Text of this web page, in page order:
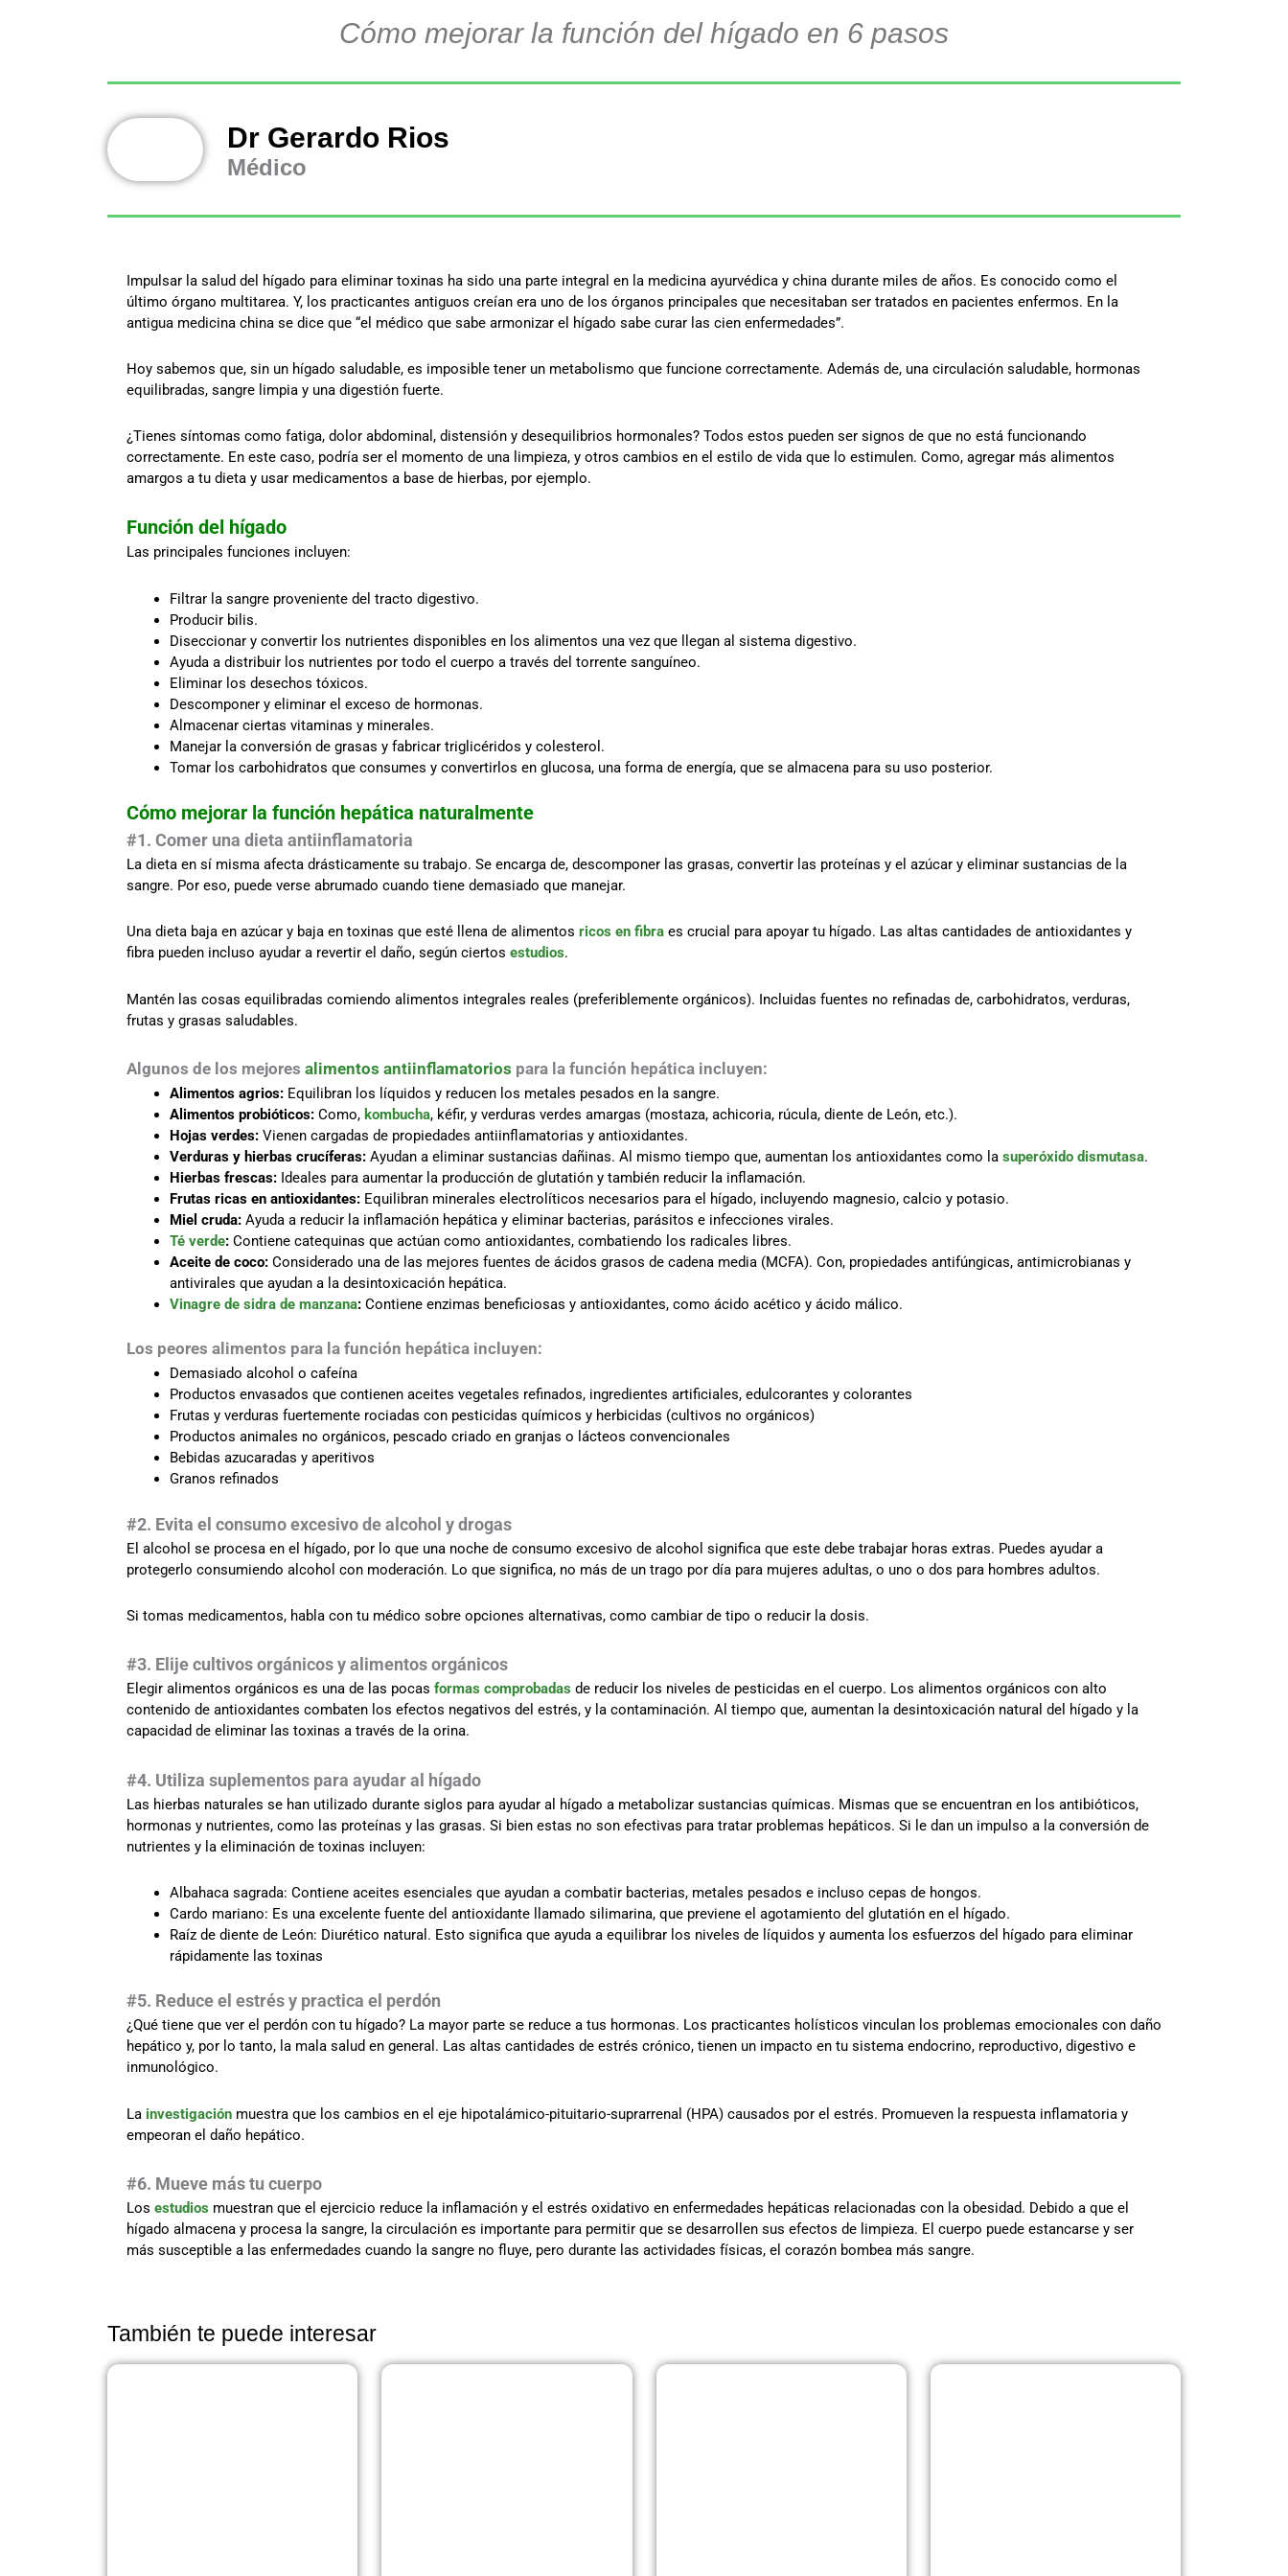
Cómo mejorar la función del hígado en 6 pasos
Dr Gerardo Rios
Médico
Impulsar la salud del hígado para eliminar toxinas ha sido una parte integral en la medicina ayurvédica y china durante miles de años. Es conocido como el
último órgano multitarea. Y, los practicantes antiguos creían era uno de los órganos principales que necesitaban ser tratados en pacientes enfermos. En la
antigua medicina china se dice que “el médico que sabe armonizar el hígado sabe curar las cien enfermedades”.
Hoy sabemos que, sin un hígado saludable, es imposible tener un metabolismo que funcione correctamente. Además de, una circulación saludable, hormonas
equilibradas, sangre limpia y una digestión fuerte.
¿Tienes síntomas como fatiga, dolor abdominal, distensión y desequilibrios hormonales? Todos estos pueden ser signos de que no está funcionando
correctamente. En este caso, podría ser el momento de una limpieza, y otros cambios en el estilo de vida que lo estimulen. Como, agregar más alimentos
amargos a tu dieta y usar medicamentos a base de hierbas, por ejemplo.
Función del hígado
Las principales funciones incluyen:
Filtrar la sangre proveniente del tracto digestivo.
Producir bilis.
Diseccionar y convertir los nutrientes disponibles en los alimentos una vez que llegan al sistema digestivo.
Ayuda a distribuir los nutrientes por todo el cuerpo a través del torrente sanguíneo.
Eliminar los desechos tóxicos.
Descomponer y eliminar el exceso de hormonas.
Almacenar ciertas vitaminas y minerales.
Manejar la conversión de grasas y fabricar triglicéridos y colesterol.
Tomar los carbohidratos que consumes y convertirlos en glucosa, una forma de energía, que se almacena para su uso posterior.
Cómo mejorar la función hepática naturalmente
#1. Comer una dieta antiinflamatoria
La dieta en sí misma afecta drásticamente su trabajo. Se encarga de, descomponer las grasas, convertir las proteínas y el azúcar y eliminar sustancias de la
sangre. Por eso, puede verse abrumado cuando tiene demasiado que manejar.
Una dieta baja en azúcar y baja en toxinas que esté llena de alimentos ricos en fibra es crucial para apoyar tu hígado. Las altas cantidades de antioxidantes y
fibra pueden incluso ayudar a revertir el daño, según ciertos estudios.
Mantén las cosas equilibradas comiendo alimentos integrales reales (preferiblemente orgánicos). Incluidas fuentes no refinadas de, carbohidratos, verduras,
frutas y grasas saludables.
Algunos de los mejores alimentos antiinflamatorios para la función hepática incluyen:
Alimentos agrios: Equilibran los líquidos y reducen los metales pesados en la sangre.
Alimentos probióticos: Como, kombucha, kéfir, y verduras verdes amargas (mostaza, achicoria, rúcula, diente de León, etc.).
Hojas verdes: Vienen cargadas de propiedades antiinflamatorias y antioxidantes.
Verduras y hierbas crucíferas: Ayudan a eliminar sustancias dañinas. Al mismo tiempo que, aumentan los antioxidantes como la superóxido dismutasa.
Hierbas frescas: Ideales para aumentar la producción de glutatión y también reducir la inflamación.
Frutas ricas en antioxidantes: Equilibran minerales electrolíticos necesarios para el hígado, incluyendo magnesio, calcio y potasio.
Miel cruda: Ayuda a reducir la inflamación hepática y eliminar bacterias, parásitos e infecciones virales.
Té verde: Contiene catequinas que actúan como antioxidantes, combatiendo los radicales libres.
Aceite de coco: Considerado una de las mejores fuentes de ácidos grasos de cadena media (MCFA). Con, propiedades antifúngicas, antimicrobianas y
antivirales que ayudan a la desintoxicación hepática.
Vinagre de sidra de manzana: Contiene enzimas beneficiosas y antioxidantes, como ácido acético y ácido málico.
Los peores alimentos para la función hepática incluyen:
Demasiado alcohol o cafeína
Productos envasados que contienen aceites vegetales refinados, ingredientes artificiales, edulcorantes y colorantes
Frutas y verduras fuertemente rociadas con pesticidas químicos y herbicidas (cultivos no orgánicos)
Productos animales no orgánicos, pescado criado en granjas o lácteos convencionales
Bebidas azucaradas y aperitivos
Granos refinados
#2. Evita el consumo excesivo de alcohol y drogas
El alcohol se procesa en el hígado, por lo que una noche de consumo excesivo de alcohol significa que este debe trabajar horas extras. Puedes ayudar a
protegerlo consumiendo alcohol con moderación. Lo que significa, no más de un trago por día para mujeres adultas, o uno o dos para hombres adultos.
Si tomas medicamentos, habla con tu médico sobre opciones alternativas, como cambiar de tipo o reducir la dosis.
#3. Elije cultivos orgánicos y alimentos orgánicos
Elegir alimentos orgánicos es una de las pocas formas comprobadas de reducir los niveles de pesticidas en el cuerpo. Los alimentos orgánicos con alto
contenido de antioxidantes combaten los efectos negativos del estrés, y la contaminación. Al tiempo que, aumentan la desintoxicación natural del hígado y la
capacidad de eliminar las toxinas a través de la orina.
#4. Utiliza suplementos para ayudar al hígado
Las hierbas naturales se han utilizado durante siglos para ayudar al hígado a metabolizar sustancias químicas. Mismas que se encuentran en los antibióticos,
hormonas y nutrientes, como las proteínas y las grasas. Si bien estas no son efectivas para tratar problemas hepáticos. Si le dan un impulso a la conversión de
nutrientes y la eliminación de toxinas incluyen:
Albahaca sagrada: Contiene aceites esenciales que ayudan a combatir bacterias, metales pesados e incluso cepas de hongos.
Cardo mariano: Es una excelente fuente del antioxidante llamado silimarina, que previene el agotamiento del glutatión en el hígado.
Raíz de diente de León: Diurético natural. Esto significa que ayuda a equilibrar los niveles de líquidos y aumenta los esfuerzos del hígado para eliminar
rápidamente las toxinas
#5. Reduce el estrés y practica el perdón
¿Qué tiene que ver el perdón con tu hígado? La mayor parte se reduce a tus hormonas. Los practicantes holísticos vinculan los problemas emocionales con daño
hepático y, por lo tanto, la mala salud en general. Las altas cantidades de estrés crónico, tienen un impacto en tu sistema endocrino, reproductivo, digestivo e
inmunológico.
La investigación muestra que los cambios en el eje hipotalámico-pituitario-suprarrenal (HPA) causados por el estrés. Promueven la respuesta inflamatoria y
empeoran el daño hepático.
#6. Mueve más tu cuerpo
Los estudios muestran que el ejercicio reduce la inflamación y el estrés oxidativo en enfermedades hepáticas relacionadas con la obesidad. Debido a que el
hígado almacena y procesa la sangre, la circulación es importante para permitir que se desarrollen sus efectos de limpieza. El cuerpo puede estancarse y ser
más susceptible a las enfermedades cuando la sangre no fluye, pero durante las actividades físicas, el corazón bombea más sangre.
También te puede interesar
PáginaPáginaPágina